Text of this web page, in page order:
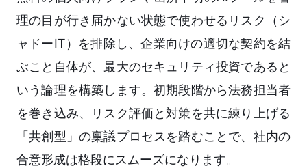
理の目が行き届かない状態で使わせるリスク（シ
ャドーIT）を排除し、企業向けの適切な契約を結
ぶこと自体が、最大のセキュリティ投資であると
いう論理を構築します。初期段階から法務担当者
を巻き込み、リスク評価と対策を共に練り上げる
「共創型」の稟議プロセスを踏むことで、社内の
合意形成は格段にスムーズになります。